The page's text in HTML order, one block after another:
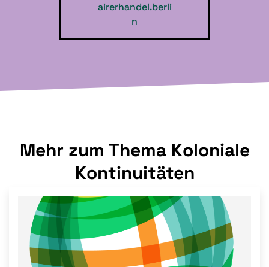
airerhandel.berli
n
Mehr zum Thema Koloniale
Kontinuitäten